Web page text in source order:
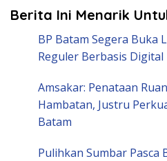
Berita Ini Menarik
BP Batam Segera Buka
Reguler Berbasis Digital
Amsakar: Penataan
Hambatan, Justru
Batam
Pulihkan Sumbar Pasca